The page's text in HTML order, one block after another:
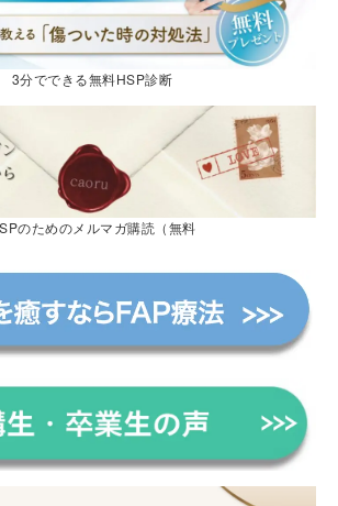
3分でできる無料HSP診断
のためのメルマガ購読（無料